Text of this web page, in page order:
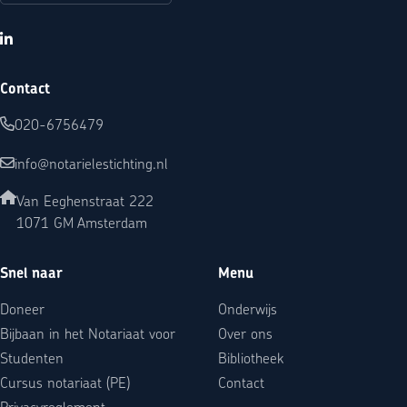
LinkedIn
Contact
020-6756479
info@notarielestichting.nl
Van Eeghenstraat 222
1071 GM Amsterdam
Snel naar
Doneer
Bijbaan in het Notariaat voor
Studenten
Cursus notariaat (PE)
Menu
Onderwijs
Over ons
Bibliotheek
Contact